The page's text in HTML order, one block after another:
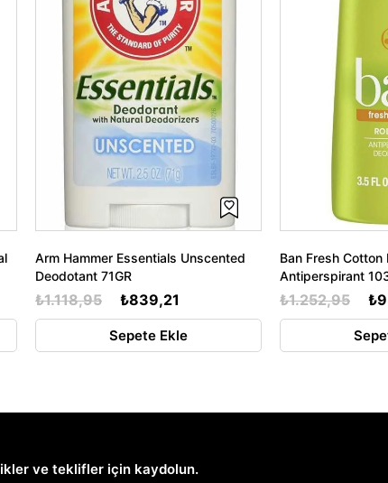
Arm Hammer Essentials Unscented
Deodotant 71GR
₺839,21
₺1.118,95
Sepete Ekle
Ban Fresh Cotton
Antiperspirant
₺1.252,95
ve teklifler için kaydolun.